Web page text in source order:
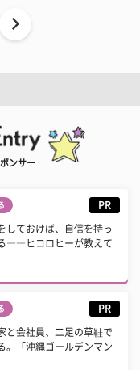
ンサー
PR
しておけば、自信を持っ
――ヒコロヒーが教えて
PR
と会社員、二足の草鞋で
。「沖縄ゴールデンマン